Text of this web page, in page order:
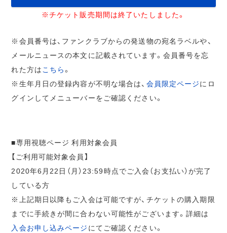
※チケット販売期間は終了いたしました。
※会員番号は、ファンクラブからの発送物の宛名ラベルや、
メールニュースの本文に記載されています。会員番号を忘
れた方は こちら。
※生年月日の登録内容が不明な場合は、 会員限定ページにロ
グインしてメニューバーをご確認ください。
■専用視聴ページ 利用対象会員
【ご利用可能対象会員】
2020年6月22日（月）23:59時点でご入会（お支払い）が完了
している方
※上記期日以降もご入会は可能ですが、チケットの購入期限
までに手続きが間に合わない可能性がございます。詳細は
入会お申し込みページ にてご確認ください。